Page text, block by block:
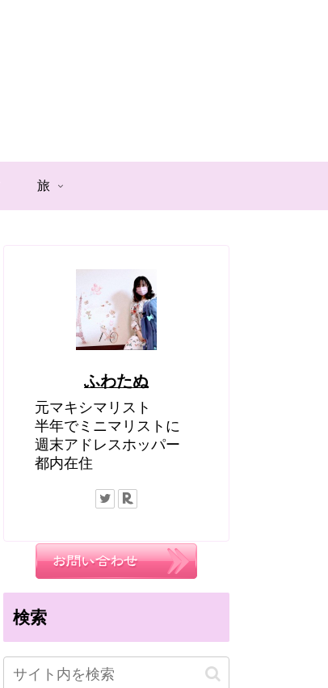
旅
ふわたぬ
元マキシマリスト
半年でミニマリストに
週末アドレスホッパー
都内在住
検索